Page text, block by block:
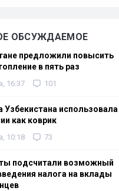
ОБСУЖДАЕМОЕ
предложили повысить
в пять раз
16:37 101
Узбекистана использовала
как коврик
10:18 73
подсчитали возможный
налога на вклады